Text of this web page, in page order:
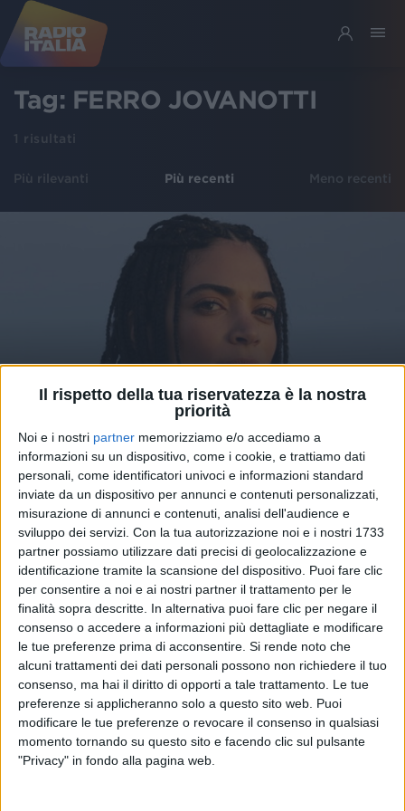
Il rispetto della tua riservatezza è la nostra
priorità
Noi e i nostri partner memorizziamo e/o accediamo a
informazioni su un dispositivo, come i cookie, e trattiamo dati
personali, come identificatori univoci e informazioni standard
inviate da un dispositivo per annunci e contenuti personalizzati,
misurazione di annunci e contenuti, analisi dell'audience e
sviluppo dei servizi. Con la tua autorizzazione noi e i nostri 1733
partner possiamo utilizzare dati precisi di geolocalizzazione e
identificazione tramite la scansione del dispositivo. Puoi fare clic
per consentire a noi e ai nostri partner il trattamento per le
finalità sopra descritte. In alternativa puoi fare clic per negare il
consenso o accedere a informazioni più dettagliate e modificare
le tue preferenze prima di acconsentire. Si rende noto che
alcuni trattamenti dei dati personali possono non richiedere il tuo
consenso, ma hai il diritto di opporti a tale trattamento. Le tue
preferenze si applicheranno solo a questo sito web. Puoi
modificare le tue preferenze o revocare il consenso in qualsiasi
momento tornando su questo sito e facendo clic sul pulsante
"Privacy" in fondo alla pagina web.
Tag: FERRO JOVANOTTI
1 risultati
Più rilevanti Più recenti Meno recenti
26 giu 2020
Earone: Guaranà di Elodie è ancora il brano
più trasmesso
Sul podio anche Balla per me di Tiziano Ferro e
Jovanotti
Chi siamo Contattaci
Privacy